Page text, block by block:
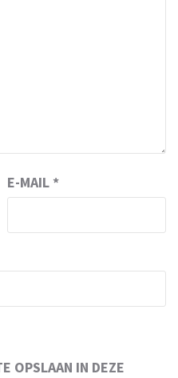
E-MAIL *
OPSLAAN IN DEZE